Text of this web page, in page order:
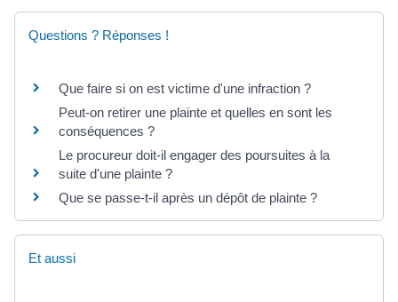
Questions ? Réponses !
Que faire si on est victime d'une infraction ?
Peut-on retirer une plainte et quelles en sont les
conséquences ?
Le procureur doit-il engager des poursuites à la
suite d'une plainte ?
Que se passe-t-il après un dépôt de plainte ?
Et aussi